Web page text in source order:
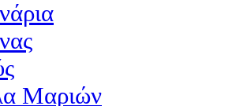
Μαριών